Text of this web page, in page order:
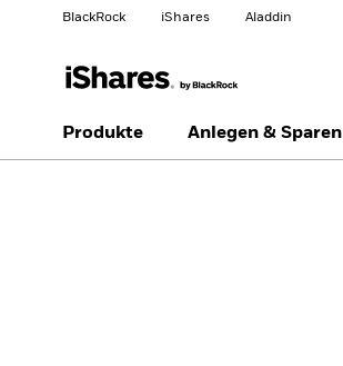
BlackRock iShares Aladdin
Land ändern
Produkte Anlegen & Sparen